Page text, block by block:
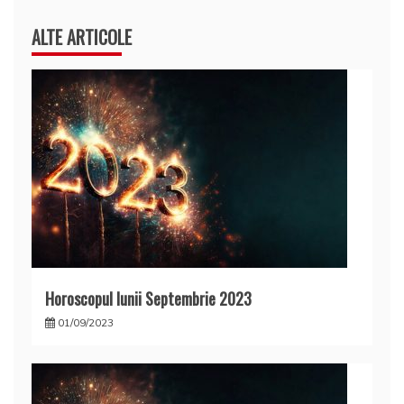
ALTE ARTICOLE
Horoscopul lunii Septembrie 2023
01/09/2023